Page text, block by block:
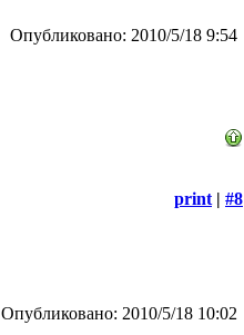
Опубликовано: 2010/5/18 9:54
print | #8
Опубликовано: 2010/5/18 10:02